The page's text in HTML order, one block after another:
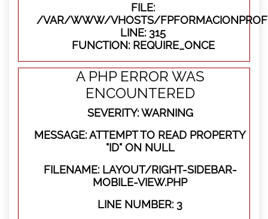
FILE:
/VAR/WWW/VHOSTS/
LINE: 315
FUNCTION: REQUIRE_ONCE
A PHP ERROR WAS
ENCOUNTERED
SEVERITY: WARNING
MESSAGE: ATTEMPT TO READ PROPERTY
"ID" ON NULL
FILENAME: LAYOUT/RIGHT-SIDEBAR-
MOBILE-VIEW.PHP
LINE NUMBER: 3